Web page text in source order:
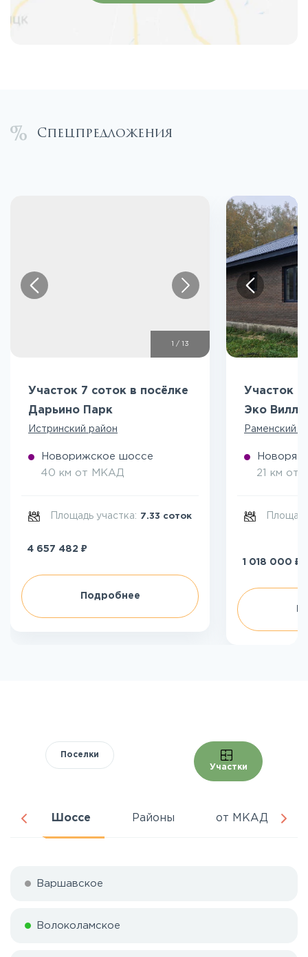
Спецпредложения
/ 13
Участок 7 соток в посёлке
Дарьино Парк
Истринский район
Новорижское шоссе
40 км от МКАД
Площадь участка: 7.33 соток
4 657 482 ₽
Подробнее
Участок 5
Эко
Раменский
21 км от
1 018 000 ₽
Поселки
Участки
Шоссе Районы от МКАД
Варшавское
Волоколамское